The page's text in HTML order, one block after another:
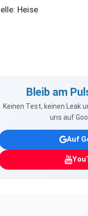
Heise
Bleib am
Keinen Test, keinen Leak
uns auf
Auf